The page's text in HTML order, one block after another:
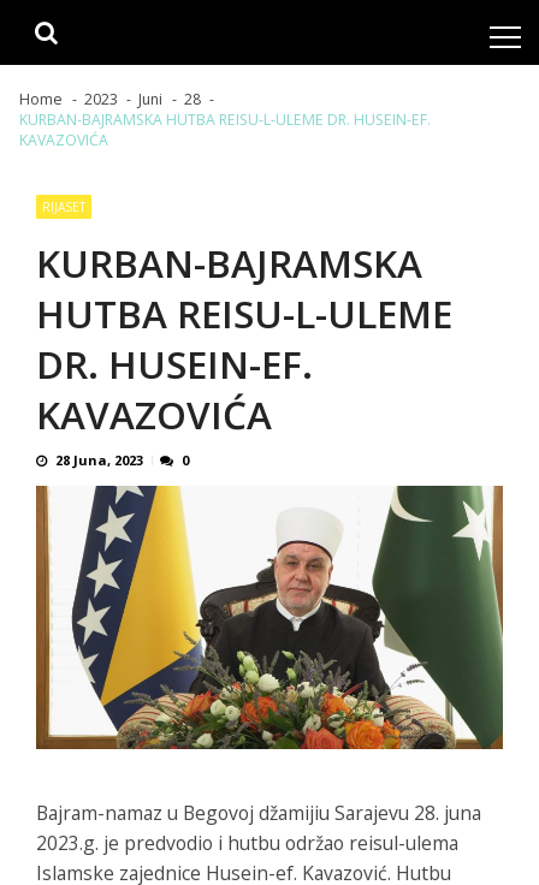
Home 2023 Juni
28
KURBAN-BAJRAMSKA HUTBA REISU-L-ULEME DR. HUSEIN-EF.
KAVAZOVIĆA
RIJASET
KURBAN-BAJRAMSKA
HUTBA REISU-L-ULEME
DR. HUSEIN-EF.
KAVAZOVIĆA
28 Juna, 2023 0
Bajram-namaz u Begovoj džamijiu Sarajevu 28. juna
2023.g. je predvodio i hutbu održao reisul-ulema
Islamske zajednice Husein-ef. Kavazović. Hutbu